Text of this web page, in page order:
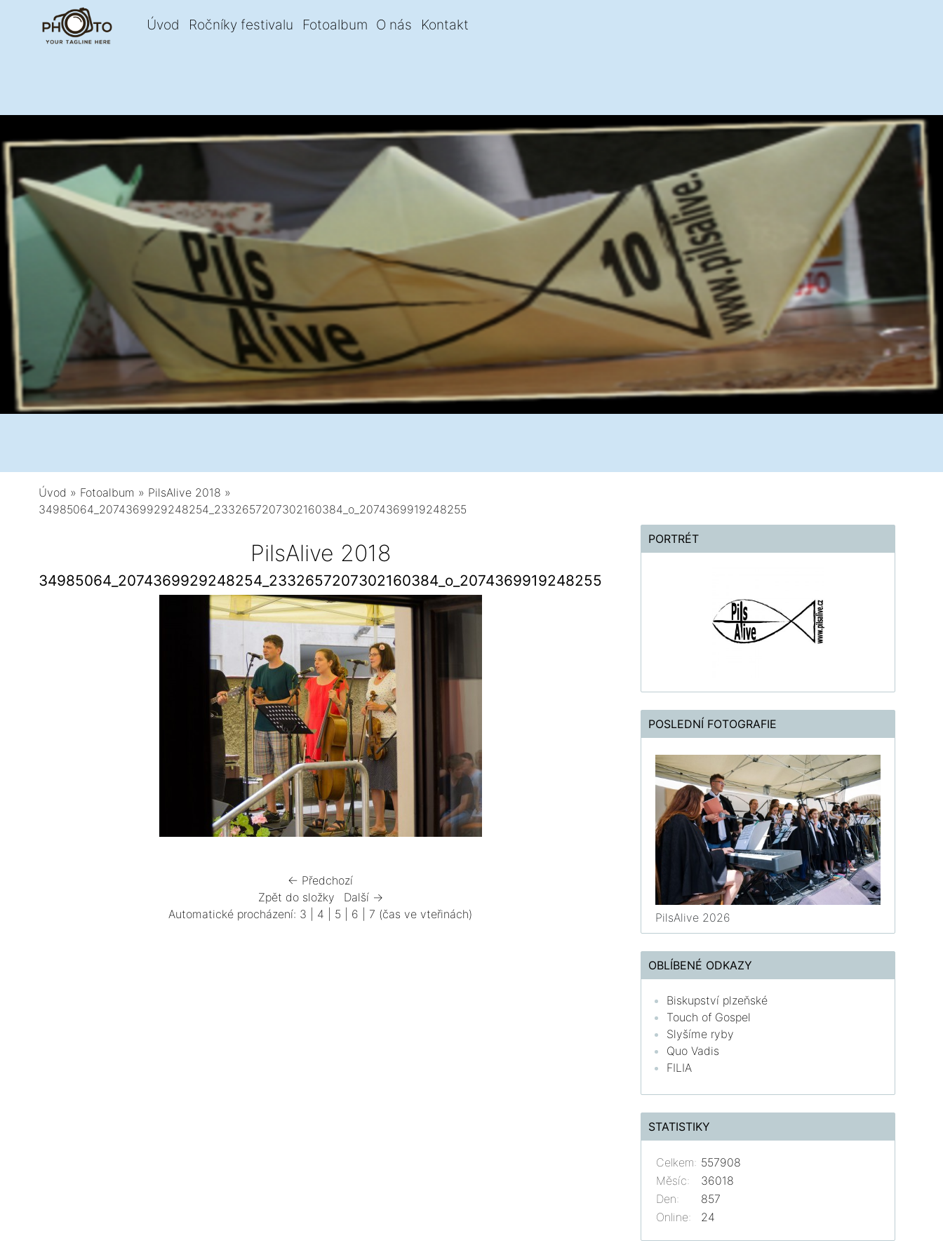
Úvod Ročníky festivalu Fotoalbum O nás Kontakt
Úvod » Fotoalbum » PilsAlive 2018 »
34985064_2074369929248254_2332657207302160384_o_2074369919248255
PilsAlive 2018
34985064_2074369929248254_2332657207302160384_o_2074369919248255
← Předchozí
Zpět do složky
Další →
Automatické procházení: 3 4 5 6 7 (čas ve vteřinách)
PORTRÉT
POSLEDNÍ FOTOGRAFIE
PilsAlive 2026
OBLÍBENÉ ODKAZY
Biskupství plzeňské
Touch of Gospel
Slyšíme ryby
Quo Vadis
FILIA
STATISTIKY
Online: 24
Celkem: 557908
Měsíc:
36018
Den:
857